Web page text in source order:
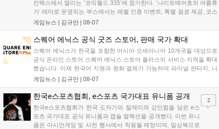
킨텍스에서 열리는 ‘코믹월드 335’에 참가한다. ‘나이트메어호의 여름휴
가’ 테마로 운영되는 부스에서는 레벨 인증 이벤트, 특별 음료 제공, 코스
프레 모델 포토존 등 다채로운 행사가 진행된다. 유명 코스어 7인이 캐릭
세한 정보는 공식 커뮤니티에서 확인 가능하다....
게임뉴스 | 김규만 08-07
스퀘어 에닉스 공식 굿즈 스토어, 판매 국가 확대
스퀘어 에닉스가 한국을 포함한 아시아·오세아니아 10개국을 대상으로
공식 온라인 스토어 스퀘어 에닉스 스토어 플러스의 서비스 지역을 확대
했습니다. 이제 한국어 지원과 원화 결제가 가능하며 파이널 판타지, 니
어 등 주요 게임의 피규어, 굿즈를 구매할 수 있습니다. 신상품이 순차적
용 가능합니다....
게임뉴스 | 김규만 08-07
한국e스포츠협회, e스포츠 국가대표 유니폼 공개
한국e스포츠협회가 한국 도자기의 절제미와 강인함을 담은 e스
포츠 국가대표 공식 유니폼과 캡슐 컬렉션을 공개했다. 이번 유니
폼은 아시안게임 및 사전 행사에서 착용될 예정이며, 일상복으로
2